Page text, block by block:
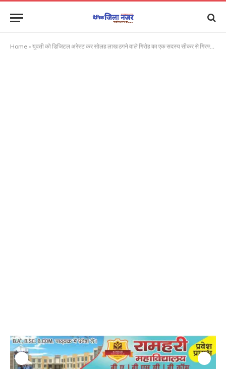
Home » युवती को डिजिटल अरेस्ट कर सोलह लाख ठगने वाले गिरोह का एक सदस्य सीकर से गिरफ्तार, मास्टरमाइंड की तलाश तेज